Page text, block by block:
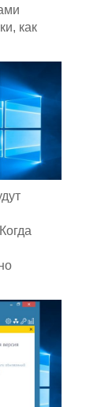
как